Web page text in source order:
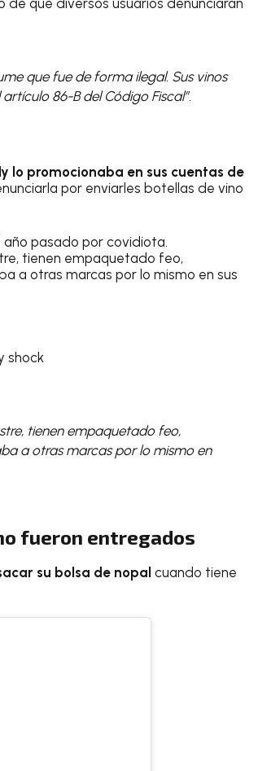
que diversos usuarios denunciaran
que fue de forma ilegal. Sus vinos
86-B del Código Fiscal”.
lo promocionaba en sus cuentas de
por enviarles botellas de vino
pasado por covidiota.
tienen empaquetado feo,
a otras marcas por lo mismo en sus
shock
tienen empaquetado feo,
a otras marcas por lo mismo en
fueron entregados
su bolsa de nopal cuando tiene